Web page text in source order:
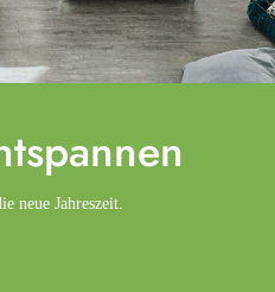
neue Jahreszeit.